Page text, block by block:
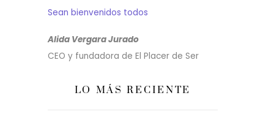
Sean bienvenidos todos
Alida Vergara Jurado
CEO y fundadora de El Placer de Ser
LO MÁS RECIENTE